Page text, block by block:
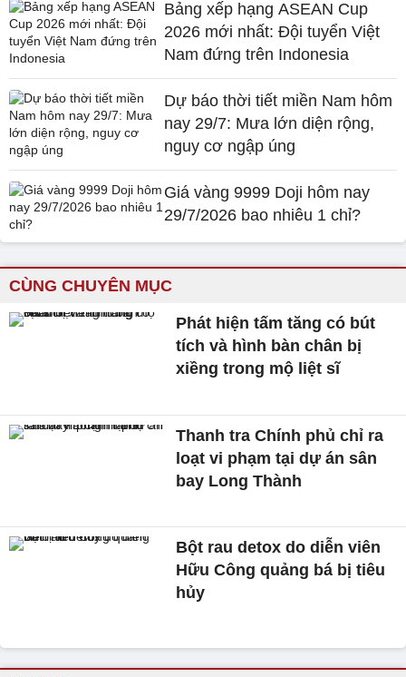
Bảng xếp hạng ASEAN Cup
2026 mới nhất: Đội tuyển Việt
Nam đứng trên Indonesia
Dự báo thời tiết miền Nam hôm
nay 29/7: Mưa lớn diện rộng,
nguy cơ ngập úng
Giá vàng 9999 Doji hôm nay
29/7/2026 bao nhiêu 1 chỉ?
CÙNG CHUYÊN MỤC
Phát hiện tấm tăng có bút
tích và hình bàn chân bị
xiềng trong mộ liệt sĩ
Thanh tra Chính phủ chỉ ra
loạt vi phạm tại dự án sân
bay Long Thành
Bột rau detox do diễn viên
Hữu Công quảng bá bị tiêu
hủy